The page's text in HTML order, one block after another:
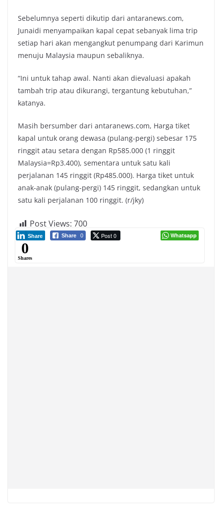
Sebelumnya seperti dikutip dari antaranews.com,
Junaidi menyampaikan kapal cepat sebanyak lima trip
setiap hari akan mengangkut penumpang dari Karimun
menuju Malaysia maupun sebaliknya.
“Ini untuk tahap awal. Nanti akan dievaluasi apakah
tambah trip atau dikurangi, tergantung kebutuhan,”
katanya.
Masih bersumber dari antaranews.com, Harga tiket
kapal untuk orang dewasa (pulang-pergi) sebesar 175
ringgit atau setara dengan Rp585.000 (1 ringgit
Malaysia=Rp3.400), sementara untuk satu kali
perjalanan 145 ringgit (Rp485.000). Harga tiket untuk
anak-anak (pulang-pergi) 145 ringgit, sedangkan untuk
satu kali perjalanan 100 ringgit. (r/jky)
Post Views: 700
Share 0 Post 0
Share Whatsapp
0
Shares